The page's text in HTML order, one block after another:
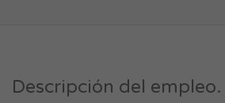
Descripción del empleo.